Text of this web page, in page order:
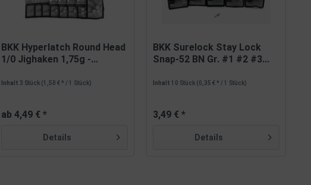
BKK Hyperlatch Round Head
1/0 Jighaken 1,75g -...
Inhalt3 Stück (1,50 € * / 1 Stück)
ab 4,49 € *
Details
BKK Surelock Stay Lock
Snap-52 BN Gr. #1 #2 #3...
Inhalt10 Stück (0,35 € * / 1 Stück)
3,49 € *
Details